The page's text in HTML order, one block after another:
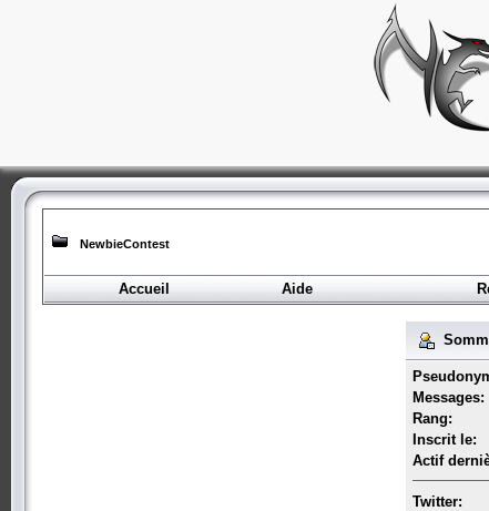
NewbieContest
Accueil
Aide
Messages:
Rang:
Inscrit le:
Actif
Twitter: